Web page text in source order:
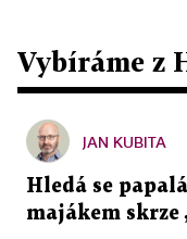
Vybíráme z
JAN KUBITA
Hledá se
majákem skrze